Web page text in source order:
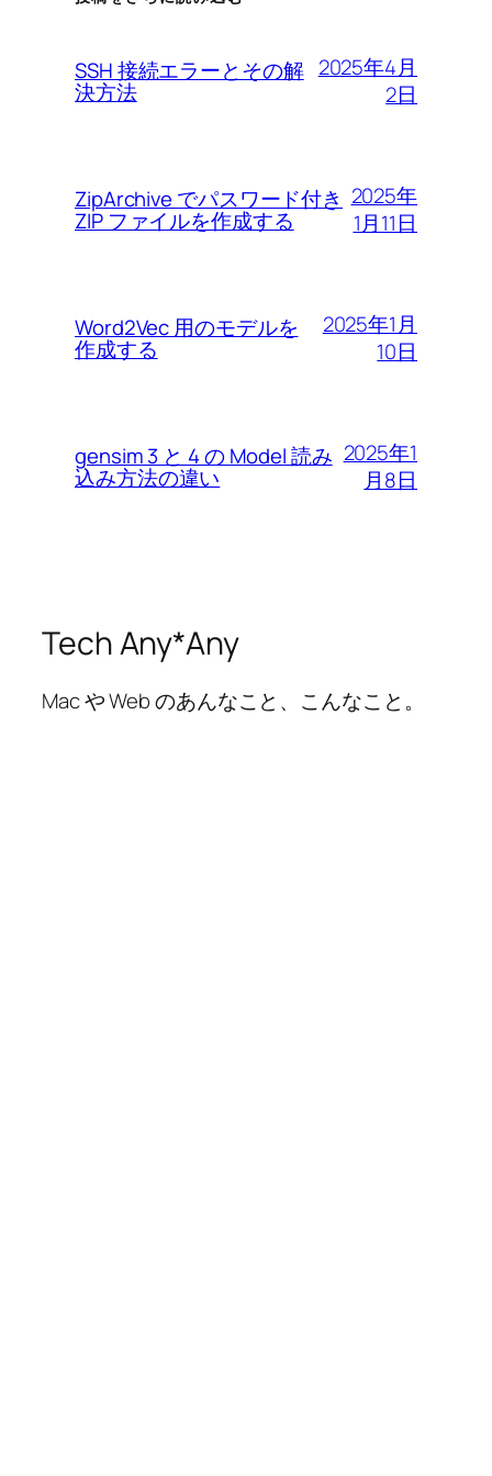
SSH 接続エラーとその解
決方法
2025年4月
2日
ZipArchive でパスワード付き
ZIP ファイルを作成する
2025年
1月11日
Word2Vec 用のモデルを
作成する
2025年1月
10日
gensim 3 と 4 の Model 読み
込み方法の違い
2025年1
月8日
Tech Any*Any
Mac や Web のあんなこと、こんなこと。